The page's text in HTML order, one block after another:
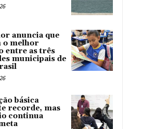
anuncia que
o melhor
entre as três
municipais de
básica
recorde, mas
continua